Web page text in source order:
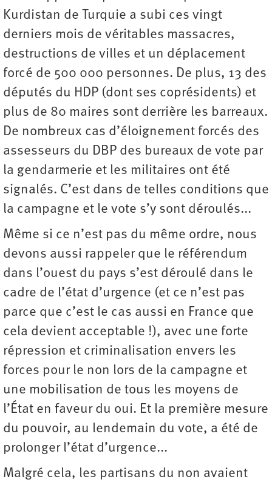
Kurdistan de Turquie a subi ces vingt
derniers mois de véritables massacres,
destructions de villes et un déplacement
forcé de 500 000 personnes. De plus, 13 des
députés du HDP (dont ses coprésidents) et
plus de 80 maires sont derrière les barreaux.
De nombreux cas d’éloignement forcés des
assesseurs du DBP des bureaux de vote par
la gendarmerie et les militaires ont été
signalés. C’est dans de telles conditions que
la campagne et le vote s’y sont déroulés...
Même si ce n’est pas du même ordre, nous
devons aussi rappeler que le référendum
dans l’ouest du pays s’est déroulé dans le
cadre de l’état d’urgence (et ce n’est pas
parce que c’est le cas aussi en France que
cela devient acceptable !), avec une forte
répression et criminalisation envers les
forces pour le non lors de la campagne et
une mobilisation de tous les moyens de
l’État en faveur du oui. Et la première mesure
du pouvoir, au lendemain du vote, a été de
prolonger l’état d’urgence...
Malgré cela, les partisans du non avaient